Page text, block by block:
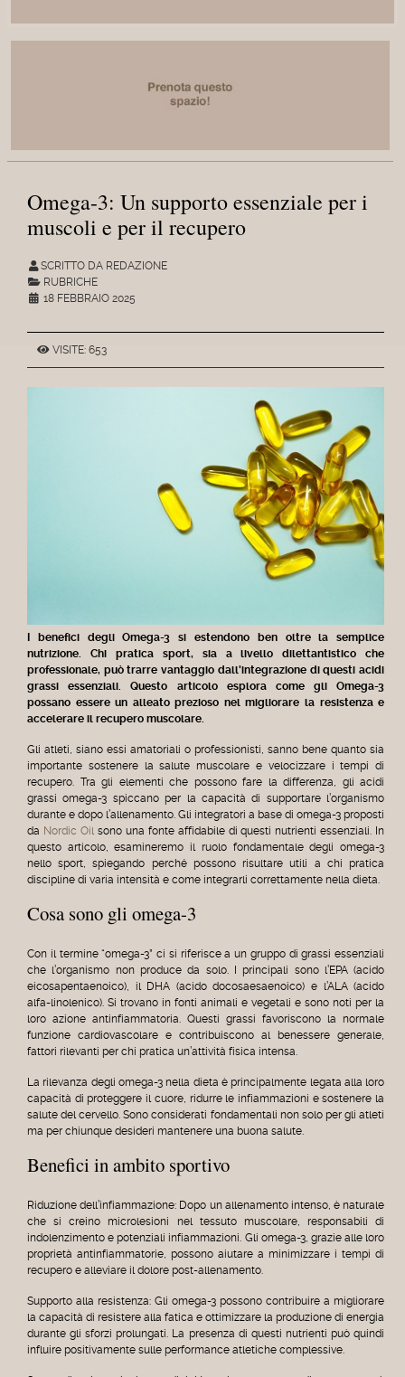
Omega-3: Un supporto essenziale per i
muscoli e per il recupero
SCRITTO DA REDAZIONE
RUBRICHE
18 FEBBRAIO 2025
VISITE: 653
I benefici degli Omega-3 si estendono ben oltre la semplice
nutrizione. Chi pratica sport, sia a livello dilettantistico che
professionale, può trarre vantaggio dall'integrazione di questi acidi
grassi essenziali. Questo articolo esplora come gli Omega-3
possano essere un alleato prezioso nel migliorare la resistenza e
accelerare il recupero muscolare.
Gli atleti, siano essi amatoriali o professionisti, sanno bene quanto sia
importante sostenere la salute muscolare e velocizzare i tempi di
recupero. Tra gli elementi che possono fare la differenza, gli acidi
grassi omega-3 spiccano per la capacità di supportare l’organismo
durante e dopo l’allenamento. Gli integratori a base di omega-3 proposti
da Nordic Oil sono una fonte affidabile di questi nutrienti essenziali. In
questo articolo, esamineremo il ruolo fondamentale degli omega-3
nello sport, spiegando perché possono risultare utili a chi pratica
discipline di varia intensità e come integrarli correttamente nella dieta.
Cosa sono gli omega-3
Con il termine “omega-3” ci si riferisce a un gruppo di grassi essenziali
che l’organismo non produce da solo. I principali sono l’EPA (acido
eicosapentaenoico), il DHA (acido docosaesaenoico) e l’ALA (acido
alfa-linolenico). Si trovano in fonti animali e vegetali e sono noti per la
loro azione antinfiammatoria. Questi grassi favoriscono la normale
funzione cardiovascolare e contribuiscono al benessere generale,
fattori rilevanti per chi pratica un’attività fisica intensa.
La rilevanza degli omega-3 nella dieta è principalmente legata alla loro
capacità di proteggere il cuore, ridurre le infiammazioni e sostenere la
salute del cervello. Sono considerati fondamentali non solo per gli atleti
ma per chiunque desideri mantenere una buona salute.
Benefici in ambito sportivo
Riduzione dell’infiammazione: Dopo un allenamento intenso, è naturale
che si creino microlesioni nel tessuto muscolare, responsabili di
indolenzimento e potenziali infiammazioni. Gli omega-3, grazie alle loro
proprietà antinfiammatorie, possono aiutare a minimizzare i tempi di
recupero e alleviare il dolore post-allenamento.
Supporto alla resistenza: Gli omega-3 possono contribuire a migliorare
la capacità di resistere alla fatica e ottimizzare la produzione di energia
durante gli sforzi prolungati. La presenza di questi nutrienti può quindi
influire positivamente sulle performance atletiche complessive.